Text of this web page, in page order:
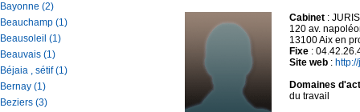
Bayonne (2)
Beauchamp (1)
Beausoleil (1)
Beauvais (1)
Béjaia , sétif (1)
Bernay (1)
Beziers (3)
Cabinet :
120 av.
13100 Aix en
Fixe :
Site web :
Domaines
du travail